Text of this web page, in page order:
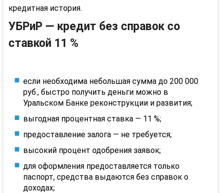
кредитная история.
УБРиР— кредит без справок со
ставкой 11 %
если необходима небольшая сумма до 200 000
руб., быстро получить деньги можно в
Уральском Банке реконструкции и развития;
выгодная процентная ставка — 11 %;
предоставление залога — не требуется;
высокий процент одобрения заявок;
для оформления предоставляется только
паспорт, средства выдаются без справок о
доходах;